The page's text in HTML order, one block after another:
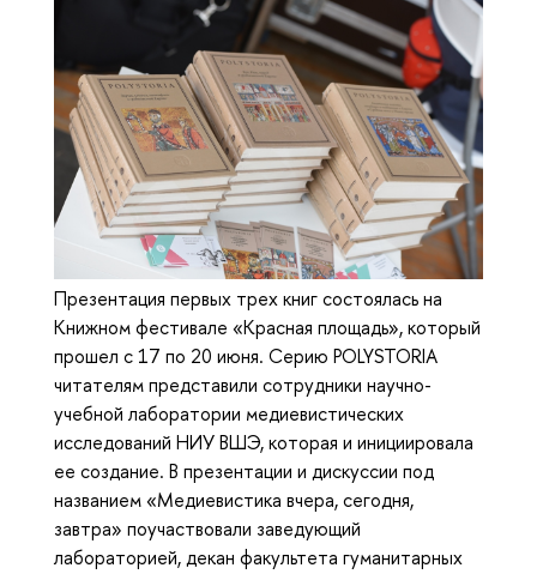
Презентация первых трех книг состоялась на
Книжном фестивале «Красная площадь», который
прошел с 17 по 20 июня. Серию POLYSTORIA
читателям представили сотрудники научно-
учебной лаборатории медиевистических
исследований НИУ ВШЭ, которая и инициировала
ее создание. В презентации и дискуссии под
названием «Медиевистика вчера, сегодня,
завтра» поучаствовали заведующий
лабораторией, декан факультета гуманитарных